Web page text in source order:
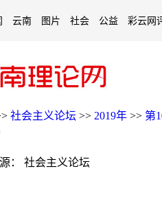
云南 图片 社会 公益 彩云网
社会主义论坛 >> 2019年 >> 第
：
社会主义论坛